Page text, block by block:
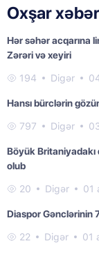
Oxşar
Hər səhər acqarına
Zərəri və xeyiri
194 Digər
Hansı bürclərin
797 Digər
Böyük Britaniyadakı
olub
20 Digər 01
Diaspor Gənclərinin
22 Digər 01